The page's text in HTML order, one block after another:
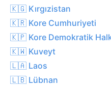
🇰🇬 Kırgızistan
🇰🇷 Kore Cumhuriyeti
🇰🇵 Kore Demokratik
🇰🇼 Kuveyt
🇱🇦 Laos
🇱🇧 Lübnan